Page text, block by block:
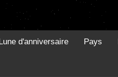
d'anniversaire Pays